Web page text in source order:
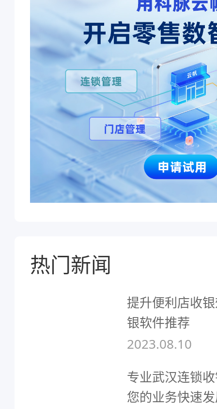
热门新闻
提升便利店收
银软件推荐
2023.08.10
专业武汉连锁
您的业务快速